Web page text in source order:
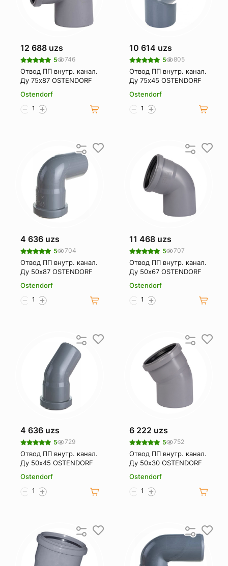
12 688 uzs
5 746
Отвод ПП внутр. канал.
Ду 75х87 OSTENDORF
Ostendorf
10 614 uzs
5 805
Отвод ПП внутр. канал.
Ду 75х45 OSTENDORF
Ostendorf
4 636 uzs
5 704
Отвод ПП внутр. канал.
Ду 50х87 OSTENDORF
Ostendorf
11 468 uzs
5 707
Отвод ПП внутр. канал.
Ду 50х67 OSTENDORF
Ostendorf
4 636 uzs
5 729
Отвод ПП внутр. канал.
Ду 50х45 OSTENDORF
Ostendorf
6 222 uzs
5 752
Отвод ПП внутр. канал.
Ду 50х30 OSTENDORF
Ostendorf